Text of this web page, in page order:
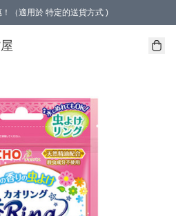
（適用於 特定的送貨方式 )